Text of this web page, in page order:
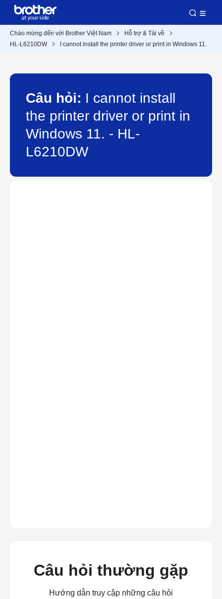
Chào mừng đến với Brother Việt Nam
Hỗ trợ & Tải về
HL-L6210DW
I cannot install the printer driver or print in Windows 11.
Câu hỏi: I cannot install
the printer driver or print in
Windows 11. - HL-
L6210DW
Câu hỏi thường gặp
Hướng dẫn truy cập những câu hỏi